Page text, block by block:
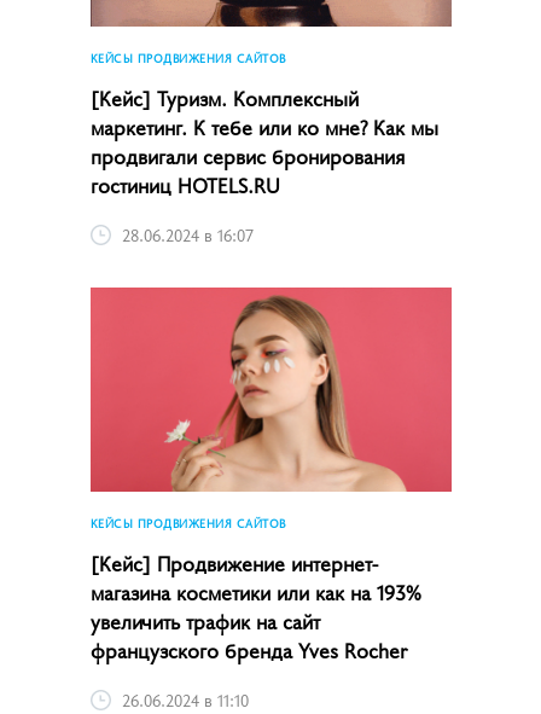
КЕЙСЫ ПРОДВИЖЕНИЯ САЙТОВ
[Кейс] Туризм. Комплексный
маркетинг. К тебе или ко мне? Как мы
продвигали сервис бронирования
гостиниц HOTELS.RU
28.06.2024 в 16:07
КЕЙСЫ ПРОДВИЖЕНИЯ САЙТОВ
[Кейс] Продвижение интернет-
магазина косметики или как на 193%
увеличить трафик на сайт
французского бренда Yves Rocher
26.06.2024 в 11:10